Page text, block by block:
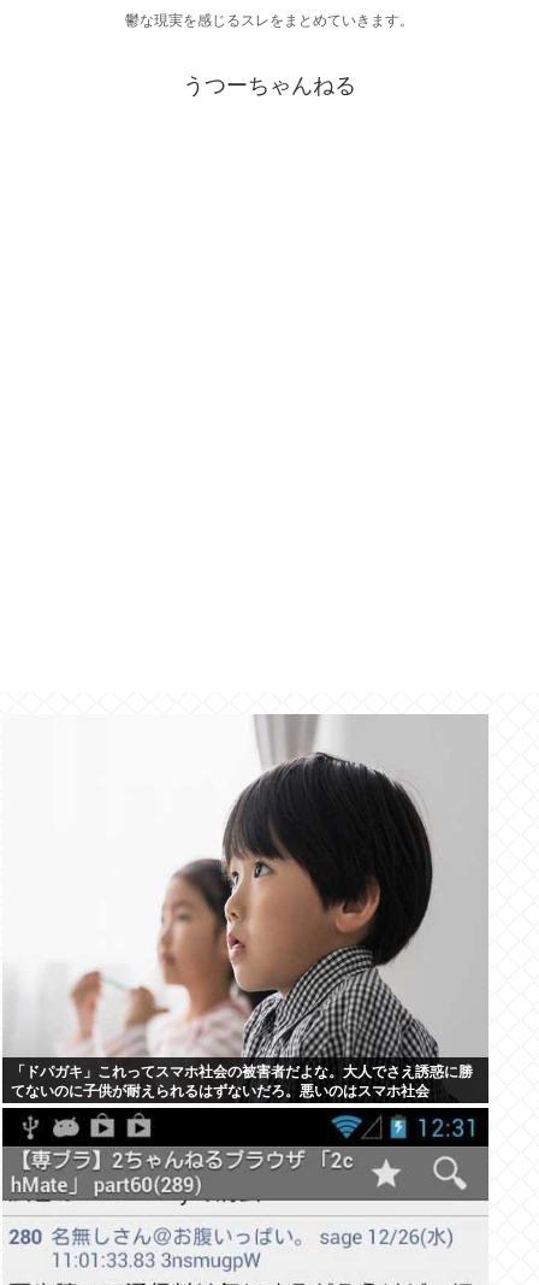
鬱な現実を感じるスレをまとめていきます。
うつーちゃんねる
「ドパガキ」これってスマホ社会の被害者だよな。大人でさえ誘惑に勝
てないのに子供が耐えられるはずないだろ。悪いのはスマホ社会